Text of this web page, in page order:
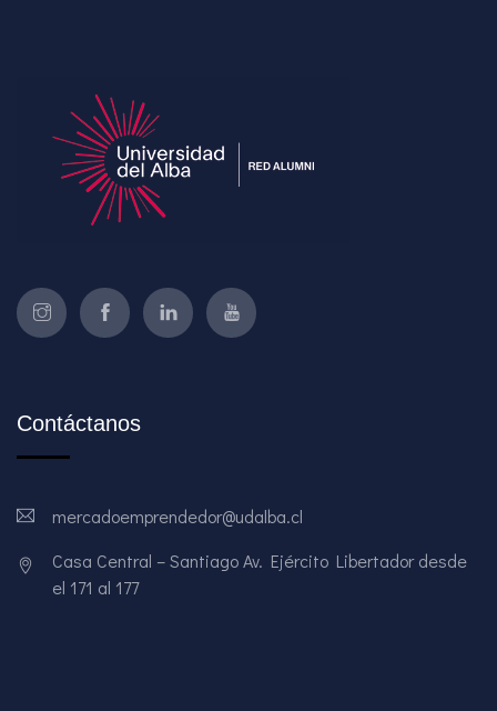
Contáctanos
mercadoemprendedor@udalba.cl
Casa Central – Santiago Av. Ejército Libertador desde
el 171 al 177